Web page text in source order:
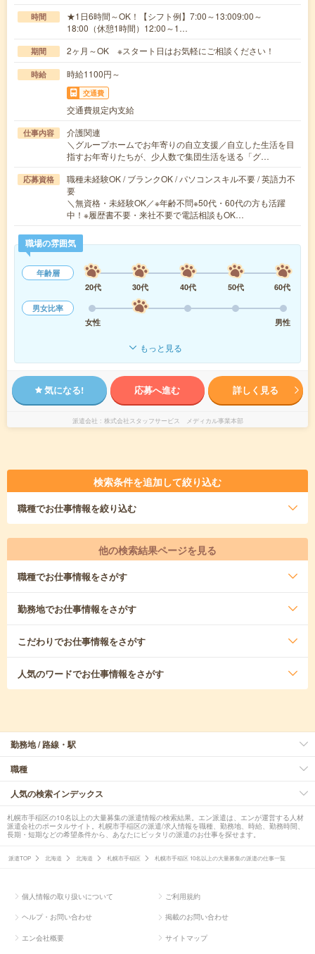
時間
★1日6時間～OK！【シフト例】7:00～13:009:00～
18:00（休憩1時間）12:00～1…
期間 2ヶ月～OK ※スタート日はお気軽にご相談ください！
時給 時給1100円～
交通費
交通費規定内支給
仕事内容
介護関連
＼グループホームでお年寄りの自立支援／自立した生活を目
指すお年寄りたちが、少人数で集団生活を送る「グ…
応募資格
職種未経験OK / ブランクOK / パソコンスキル不要 / 英語力不
要
＼無資格・未経験OK／※年齢不問※50代・60代の方も活躍
中！※履歴書不要・来社不要で電話相談もOK…
職場の雰囲気
年齢層
20代
30代 40代 50代
60代
男女比率
女性
男性
もっと見る
気になる! 応募へ進む 詳しく見る
派遣会社 株式会社スタッフサービス メディカル事業本部
検索条件を追加して絞り込む
職種でお仕事情報を絞り込む
他の検索結果ページを見る
職種でお仕事情報をさがす
勤務地でお仕事情報をさがす
こだわりでお仕事情報をさがす
人気のワードでお仕事情報をさがす
勤務地 / 路線・駅
職種
人気の検索インデックス
札幌市手稲区の10名以上の大量募集の派遣情報の検索結果。エン派遣は、エンが運営する人材
派遣会社のポータルサイト。札幌市手稲区の派遣/求人情報を職種、勤務地、時給、勤務時間、
長期・短期などの希望条件から、あなたにピッタリの派遣のお仕事を探せます。
派遣TOP 北海道 北海道 札幌市手稲区 札幌市手稲区 10名以上の大量募集の派遣の仕事一覧
個人情報の取り扱いについて ご利用規約
ヘルプ・お問い合わせ 掲載のお問い合わせ
エン会社概要 サイトマップ